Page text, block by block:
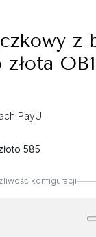
z
PayU
585
konfiguracji